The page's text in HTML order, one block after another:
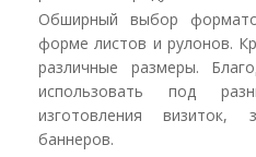
Обширный выбор
форме листов и рулонов.
различные размеры.
использовать под
изготовления визиток,
баннеров.